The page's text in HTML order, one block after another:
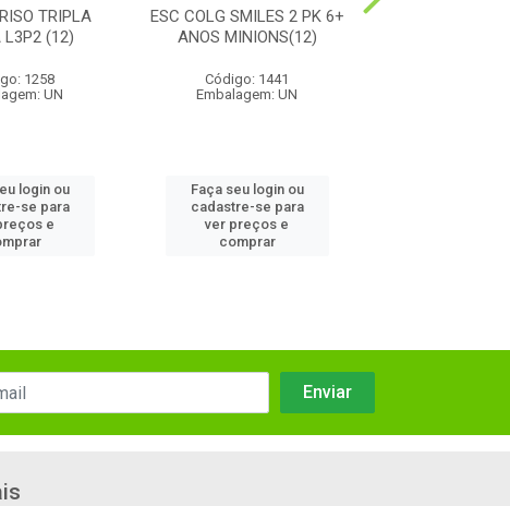
TRIPLA
L3P2 (12)
1258
UN
login ou
se para
e
ESC COLG SMILES 2 PK 6+
ANOS MINIONS(12)
Código: 1441
Embalagem: UN
Faça seu login ou
cadastre-se para
ver preços e
comprar